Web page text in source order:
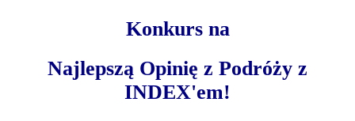
Konkurs na
Najlepszą Opinię z Podróży z
INDEX'em!